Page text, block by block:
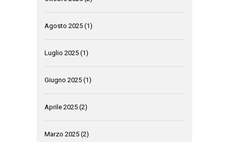
Agosto 2025 (1)
Luglio 2025 (1)
Giugno 2025 (1)
Aprile 2025 (2)
Marzo 2025 (2)